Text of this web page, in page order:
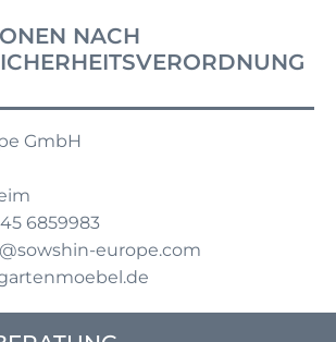
NACH
GmbH
6859983
europe.com